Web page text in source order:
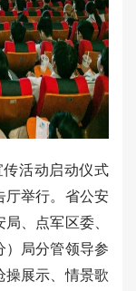
活动启动仪式
厅举行。省公安
、点军区委、
）局分管领导参
操展示、情景歌